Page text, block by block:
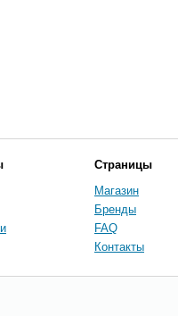
Страницы
Магазин
Бренды
FAQ
Контакты